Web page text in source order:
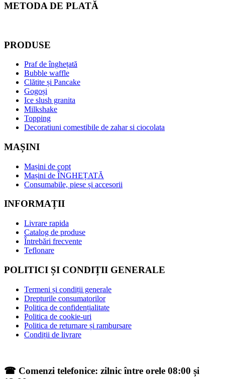
METODA DE PLATĂ
PRODUSE
Praf de înghețată
Bubble waffle
Clătite și Pancake
Gogoși
Ice slush granita
Milkshake
Topping
Decoratiuni comestibile de zahar si ciocolata
MAȘINI
Mașini de copt
Mașini de ÎNGHEȚATĂ
Consumabile, piese și accesorii
INFORMAȚII
Livrare rapida
Catalog de produse
Întrebări frecvente
Teflonare
POLITICI ȘI CONDIȚII GENERALE
Termeni și condiții generale
Drepturile consumatorilor
Politica de confidențialitate
Politica de cookie-uri
Politica de returnare și rambursare
Condiții de livrare
☎ Comenzi telefonice: zilnic între orele 08:00 și